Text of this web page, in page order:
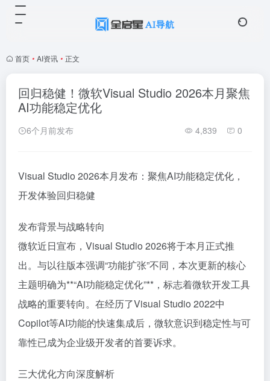
首页 • AI资讯 • 正文
回归稳健！微软Visual Studio 2026本月聚焦
AI功能稳定优化
6个月前发布 4,839 0
Visual Studio 2026本月发布：聚焦AI功能稳定优化，
开发体验回归稳健
发布背景与战略转向
微软近日宣布，Visual Studio 2026将于本月正式推
出。与以往版本强调“功能扩张”不同，本次更新的核心
主题明确为**“AI功能稳定优化”**，标志着微软开发工具
战略的重要转向。在经历了Visual Studio 2022中
Copilot等AI功能的快速集成后，微软意识到稳定性与可
靠性已成为企业级开发者的首要诉求。
三大优化方向深度解析